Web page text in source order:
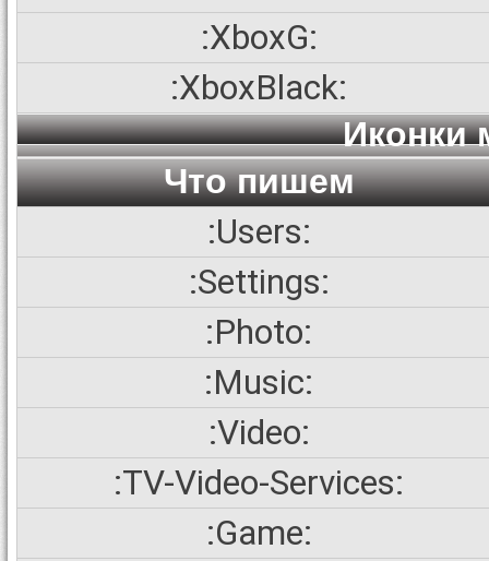
:XboxG:
:XboxBlack:
Иконки
Что пишем
:Users:
:Settings:
:Photo:
:Music:
:Video:
:TV-Video-Services:
:Game: